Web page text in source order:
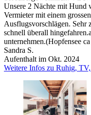
Unsere 2 Nächte mit Hund
Vermieter mit einem
Ausflugsvorschlägen. Sehr
schnell überall
unternehmen.(Hopfensee
Sandra S.
Aufenthalt im Okt. 2024
Weitere Infos zu Ruhig,